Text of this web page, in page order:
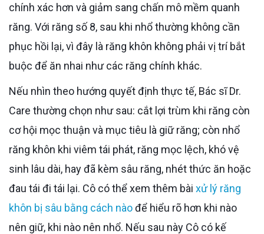
chính xác hơn và giảm sang chấn mô mềm quanh
răng. Với răng số 8, sau khi nhổ thường không cần
phục hồi lại, vì đây là răng khôn không phải vị trí bắt
buộc để ăn nhai như các răng chính khác.
Nếu nhìn theo hướng quyết định thực tế, Bác sĩ Dr.
Care thường chọn như sau: cắt lợi trùm khi răng còn
cơ hội mọc thuận và mục tiêu là giữ răng; còn nhổ
răng khôn khi viêm tái phát, răng mọc lệch, khó vệ
sinh lâu dài, hay đã kèm sâu răng, nhét thức ăn hoặc
đau tái đi tái lại. Cô có thể xem thêm bài xử lý răng
khôn bị sâu bằng cách nàođể hiểu rõ hơn khi nào
nên giữ, khi nào nên nhổ. Nếu sau này Cô có kế